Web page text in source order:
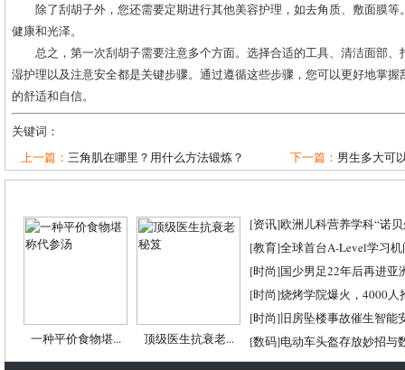
除了刮胡子外，您还需要定期进行其他美容护理，如去角质、敷面膜
健康和光泽。
总之，第一次刮胡子需要注意多个方面。选择合适的工具、清洁面部
湿护理以及注意安全都是关键步骤。通过遵循这些步骤，您可以更好地掌
的舒适和自信。
关键词：
上一篇： 三角肌在哪里？用什么方法锻炼？ 下一篇： 男生多大可
一种平价食物堪... 顶级医生抗衰老...
[资讯]欧洲儿科营养学科“诺
[教育]全球首台A-Level学习
[时尚]国少男足22年后再进亚
[时尚]烧烤学院爆火，4000人
[时尚]旧房坠楼事故催生智能
[数码]电动车头盔存放妙招与